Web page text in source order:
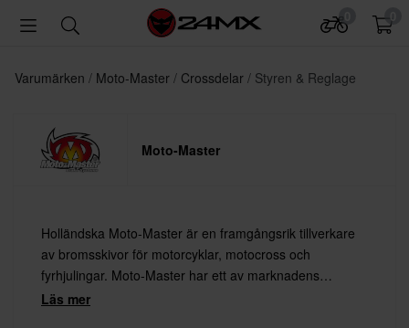
Varumärken Moto-Master Crossdelar Styren & Reglage
Moto-Master
Holländska Moto-Master är en framgångsrik tillverkare
av bromsskivor för motorcyklar, motocross och
fyrhjulingar. Moto-Master har ett av marknadens
bredaste sortiment av bromsskivor och är alltid redo att
Läs mer